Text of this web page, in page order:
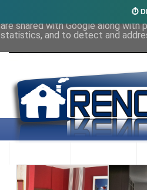
⏱️
This site uses cookies from
are shared with Google along
statistics, and to detect and